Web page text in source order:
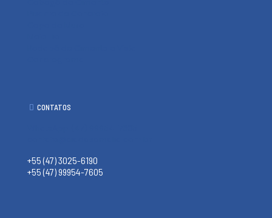
CONTATOS
+55 (47) 3025-6190
+55 (47) 99954-7605